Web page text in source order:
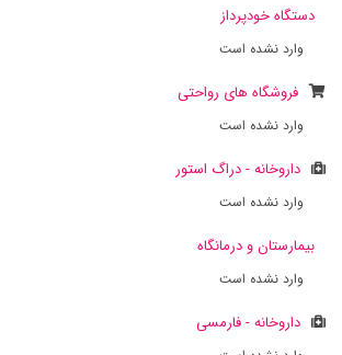
دستگاه خودپرداز
وارد نشده است
فروشگاه های رواحتی
وارد نشده است
داروخانه - دراگ استور
وارد نشده است
بیمارستان و درمانگاه
وارد نشده است
داروخانه - فارمسی